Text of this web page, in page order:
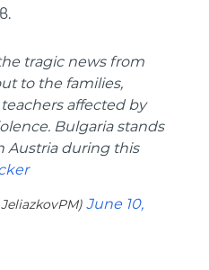
tragic news from
to the families,
affected by
Bulgaria stands
Austria during this
June 10,